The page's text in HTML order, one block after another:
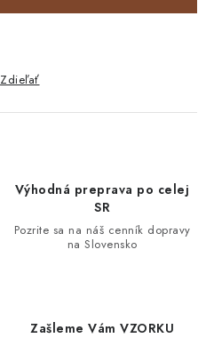
Zdieľať
Výhodná preprava po celej
SR
Pozrite sa na náš cenník dopravy
na Slovensko
Zašleme Vám VZORKU